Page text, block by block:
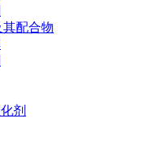
配合物
剂